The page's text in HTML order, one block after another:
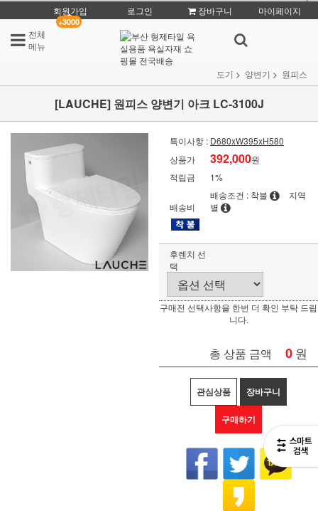
회원가입
+3000
로그인 장바구니
마이페이지
전체
메뉴
도기 양변기 원피스
[LAUCHE] 원피스 양변기 아크 LC-3100J
특이사항 : D680xW395xH580
상품가
392,000원
적립금
1%
배송비
배송조건 : 착불
지역
별
후렌치 선
택
구매전 선택사항을 한번 더 확인 부탁 드립
니다.
총 상품 금액 0 원
관심상품 장바구니
구매하기